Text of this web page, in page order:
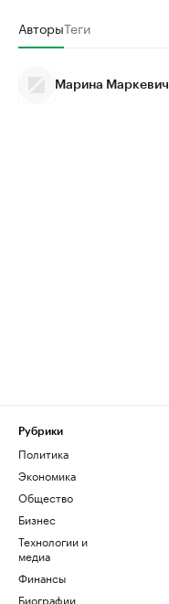
АвторыТеги
Марина Маркевич
Рубрики
Политика
Экономика
Общество
Бизнес
Технологии и
медиа
Финансы
Биографии